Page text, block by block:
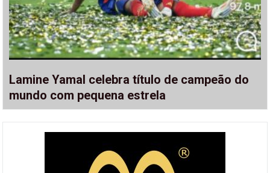
Lamine Yamal celebra título de campeão do
mundo com pequena estrela